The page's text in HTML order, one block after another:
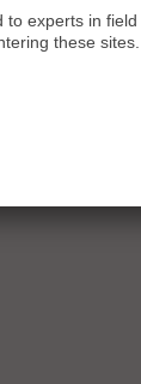
experts in
these sites.